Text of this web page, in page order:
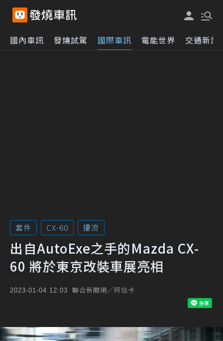
國內車訊 發燒試駕 國際車訊 電能世界 交通新訊
套件 CX-60 擾流
出自AutoExe之手的Mazda CX-
60 將於東京改裝車展亮相
2023-01-04 12:03 聯合新聞網／阿恰卡